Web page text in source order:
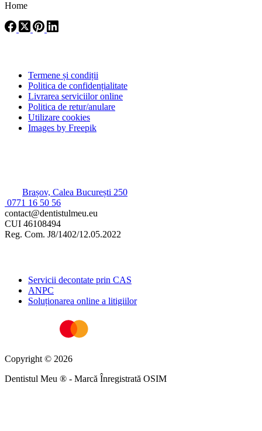
Home
Termene și condiții
Politica de confidențialitate
Livrarea serviciilor online
Politica de retur/anulare
Utilizare cookies
Images by Freepik
Brașov, Calea București 250
0771 16 50 56
contact@dentistulmeu.eu
CUI 46108494
Reg. Com. J8/1402/12.05.2022
Servicii decontate prin CAS
ANPC
Soluționarea online a litigiilor
Copyright © 2026
Dentistul Meu ® - Marcă Înregistrată OSIM